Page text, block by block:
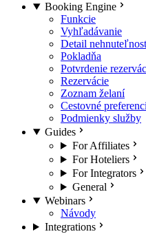
Booking Engine
Funkcie
Vyhľadávanie
Detail
Pokladňa
Potvrdenie
Rezervácie
Zoznam želaní
Cestovné
Podmienky služby
Guides
For Affiliates
For Hoteliers
For Integrators
General
Webinars
Návody
Integrations